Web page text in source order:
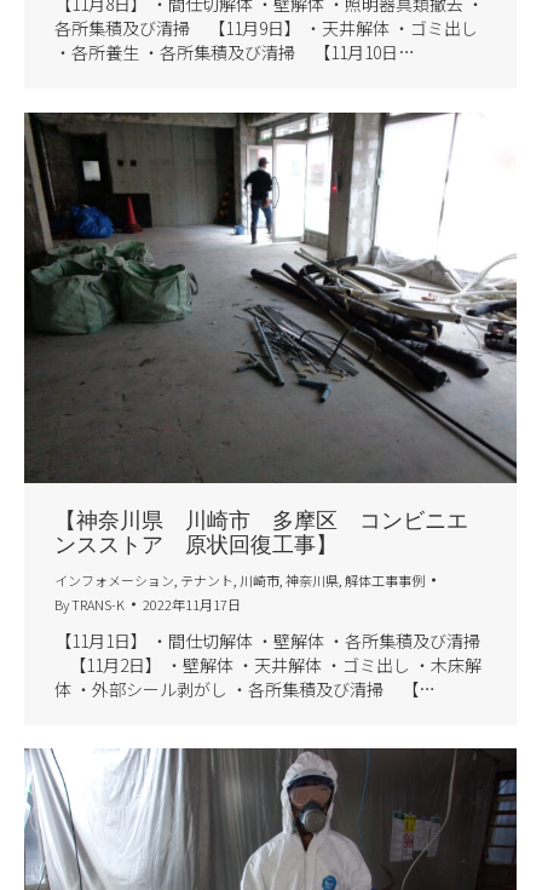
各所集積及び清掃 【11月9日】 ・天井解体 ・ゴミ出し
・各所養生 ・各所集積及び清掃 【11月10日…
【神奈川県 川崎市 多摩区 コンビニエ
ンスストア 原状回復工事】
インフォメーション テナント 川崎市 神奈川県 解体工事事例
ByTRANS-K 2022年11月17日
【11月1日】 ・間仕切解体 ・壁解体 ・各所集積及び清掃
【11月2日】 ・壁解体 ・天井解体 ・ゴミ出し ・木床解
体 ・外部シール剥がし ・各所集積及び清掃 【…